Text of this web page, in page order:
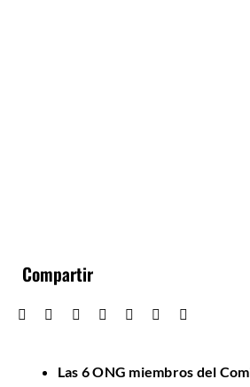
Compartir
Las 6 ONG miembros del